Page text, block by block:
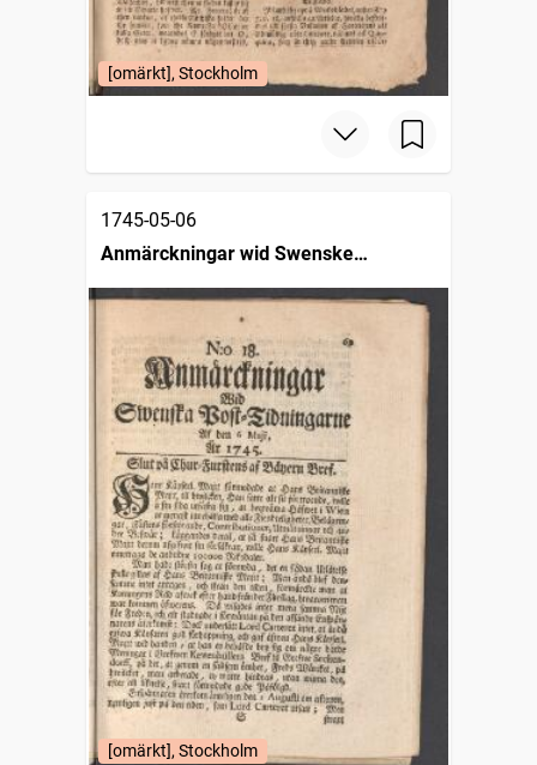
[omärkt], Stockholm
1745-05-06
Anmärckningar wid Swenske
[omärkt], Stockholm